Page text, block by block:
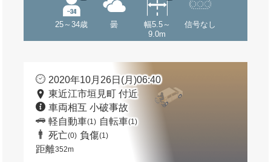
25～34歳 曇
幅5.5～
9.0m
信号なし
2020年10月26日(月)06:40
東近江市垣見町 付近
車両相互 小破事故
軽自動車(1) 自転車(1)
死亡(0) 負傷(1)
距離352m